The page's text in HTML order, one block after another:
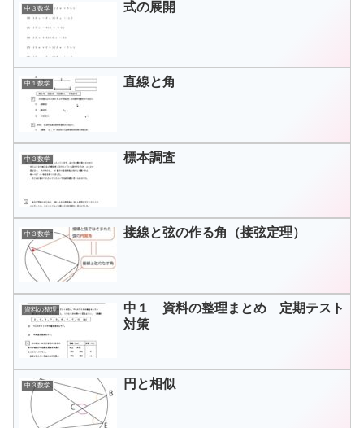
中３数学 式の展開
中１数学 直線と角
中３数学 標本調査
中３数学 接線と弦の作る角（接弦定理）
資料の整理
中１ 資料の整理まとめ 定期テスト
対策
中３数学 円と相似